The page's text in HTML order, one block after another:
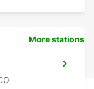
More stations